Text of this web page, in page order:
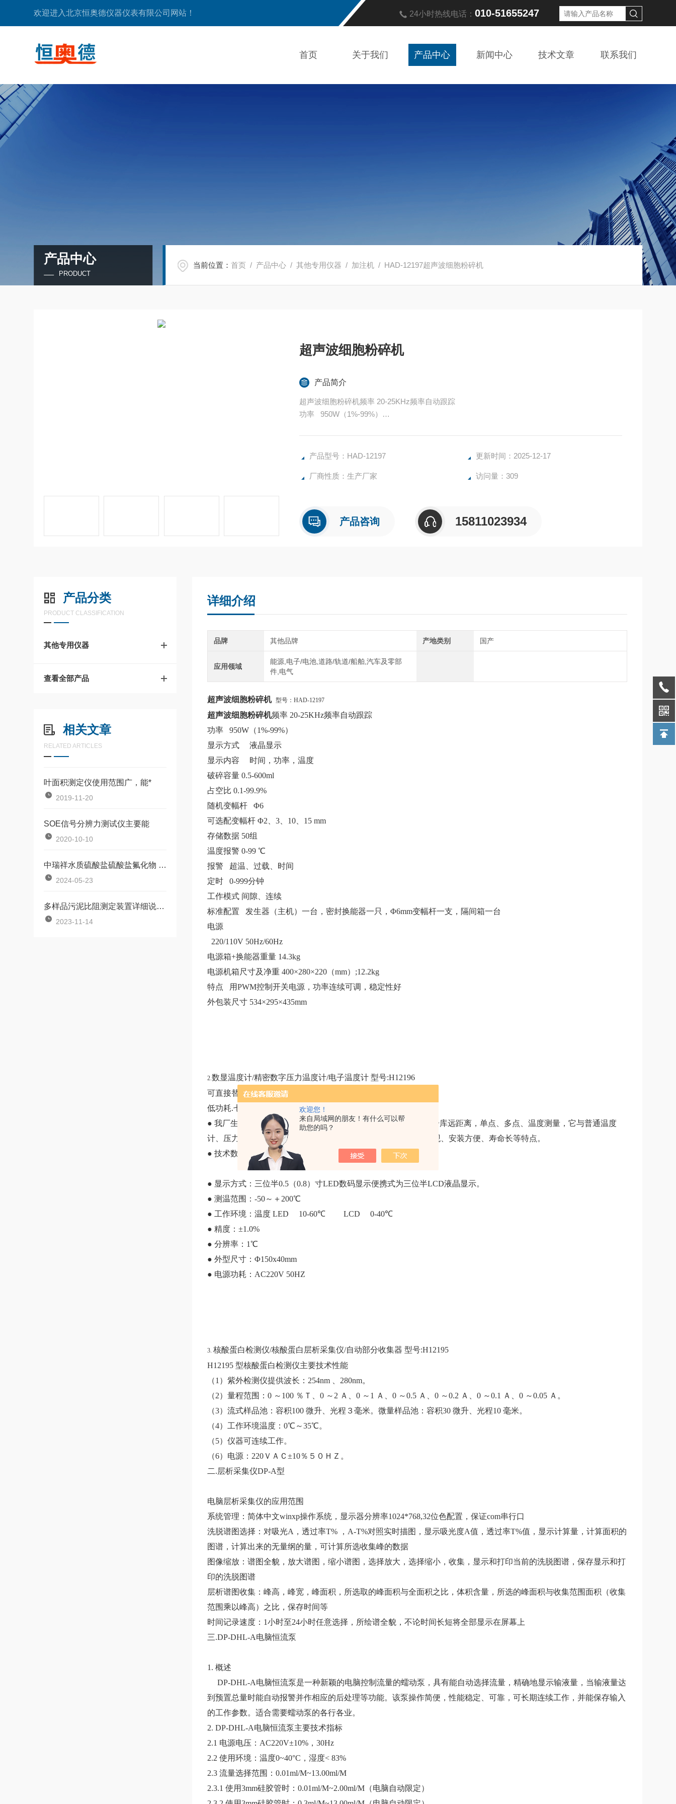
欢迎您！
来自局域网的朋友！有什么可以帮
助您的吗？
欢迎进入北京恒奥德仪器仪表有限公司网站！ 24小时热线电话： 010-51655247
首页 关于我们 产品中心 新闻中心 技术文章 联系我们
产品中心
PRODUCT
当前位置：首页 / 产品中心 /其他专用仪器 / 加注机 / HAD-12197超声波细胞粉碎机
超声波细胞粉碎机
产品简介
超声波细胞粉碎机频率 20-25KHz频率自动跟踪
功率 950W（1%-99%）
破碎容量 0.5-600ml
随机变幅杆 Φ6
温度报警 0-99 ℃
报警 超温、过载、时间
产品型号：HAD-12197 更新时间：2025-12-17
厂商性质：生产厂家 访问量：309
产品咨询 15811023934
产品分类
PRODUCT CLASSIFICATION
其他专用仪器
查看全部产品
相关文章
RELATED ARTICLES
叶面积测定仪使用范围广，能*
2019-11-20
SOE信号分辨力测试仪主要能
2020-10-10
中瑞祥水质硫酸盐硫酸盐氟化物 检测仪原理以及测定法
2024-05-23
多样品污泥比阻测定装置详细说明书说明
2023-11-14
详细介绍
品牌 其他品牌 产地类别 国产
应用领域
能源,电子/电池,道路/轨道/船舶,汽车及零部
件,电气
超声波细胞粉碎机 型号：HAD-12197
超声波细胞粉碎机频率 20-25KHz频率自动跟踪
功率 950W（1%-99%）
显示方式 液晶显示
显示内容 时间，功率，温度
破碎容量 0.5-600ml
占空比 0.1-99.9%
随机变幅杆 Φ6
可选配变幅杆 Φ2、3、10、15 mm
存储数据 50组
温度报警 0-99 ℃
报警
超温、过载、时间
定时 0-999分钟
工作模式 间隙、连续
标准配置 发生器（主机）一台，密封换能器一只，Φ6mm变幅杆一支，隔间箱一台
电源
220/110V 50Hz/60Hz
电源箱+换能器重量 14.3kg
电源机箱尺寸及净重 400×280×220（mm）;12.2kg
特点 用PWM控制开关电源，功率连续可调，稳定性好
外包装尺寸 534×295×435mm
2.数显温度计/精密数字压力温度计/电子温度计 型号:H12196
可直接替换压力式温度计
低功耗.七号电池一节用一年.
● 我厂生产各型数显温度计适用于生产过程远距离及各种仓库、冷库远距离，单点、多点、温度测量，它与普通温度
计、压力式、双金属温度计相比具有精度高、显视清晰、读数直观、安装方便、寿命长等特点。
● 技术数据
● 显示方式：三位半0.5（0.8）寸LED数码显示便携式为三位半LCD液晶显示。
● 测温范围：-50～＋200℃
● 工作环境：温度 LED 10-60℃ LCD 0-40℃
● 精度：±1.0%
● 分辨率：1℃
● 外型尺寸：Φ150x40mm
● 电源功耗：AC220V 50HZ
3. 核酸蛋白检测仪/核酸蛋白层析采集仪/自动部分收集器 型号:H12195
H12195 型核酸蛋白检测仪主要技术性能
（1）紫外检测仪提供波长：254nm 、280nm。
（2）量程范围：0 ～100 ％Ｔ、0 ～2 Ａ、0 ～1 Ａ、0 ～0.5 Ａ、0 ～0.2 Ａ、0 ～0.1 Ａ、0 ～0.05 Ａ。
（3）流式样品池：容积100 微升、光程３毫米。微量样品池：容积30 微升、光程10 毫米。
（4）工作环境温度：0℃～35℃。
（5）仪器可连续工作。
（6）电源：220ＶＡＣ±10％５０ＨＺ。
二.层析采集仪DP-A型
电脑层析采集仪的应用范围
系统管理：简体中文winxp操作系统，显示器分辨率1024*768,32位色配置，保证com串行口
洗脱谱图选择：对吸光A，透过率T% ，A-T%对照实时描图，显示吸光度A值，透过率T%值，显示计算量，计算面积的
图谱，计算出来的无量纲的量，可计算所选收集峰的数据
图像缩放：谱图全貌，放大谱图，缩小谱图，选择放大，选择缩小，收集，显示和打印当前的洗脱图谱，保存显示和打
印的洗脱图谱
层析谱图收集：峰高，峰宽，峰面积，所选取的峰面积与全面积之比，体积含量，所选的峰面积与收集范围面积（收集
范围乘以峰高）之比，保存时间等
时间记录速度：1小时至24小时任意选择，所绘谱全貌，不论时间长短将全部显示在屏幕上
三.DP-DHL-A电脑恒流泵
1. 概述
DP-DHL-A电脑恒流泵是一种新颖的电脑控制流量的蠕动泵，具有能自动选择流量，精确地显示输液量，当输液量达
到预置总量时能自动报警并作相应的后处理等功能。该泵操作简便，性能稳定、可靠，可长期连续工作，并能保存输入
的工作参数。适合需要蠕动泵的各行各业。
2. DP-DHL-A电脑恒流泵主要技术指标
2.1 电源电压：AC220V±10%，30Hz
2.2 使用环境：温度0~40°C，湿度< 83%
2.3 流量选择范围：0.01ml/M~13.00ml/M
2.3.1 使用3mm硅胶管时：0.01ml/M~2.00ml/M（电脑自动限定）